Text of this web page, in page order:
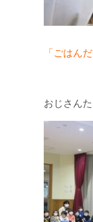
「ごはん
おじさん